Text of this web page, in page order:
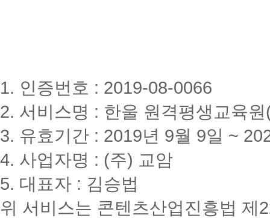
1. 인증번호 : 2019-08-0066
2. 서비스명 : 한울 원격평생교육
3. 유효기간 : 2019년 9월 9일 ~
4. 사업자명 : (주) 교암
5. 대표자 : 김승법
위 서비스는 콘텐츠산업진흥법 제